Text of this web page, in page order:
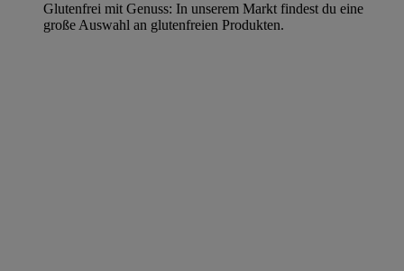
Glutenfrei mit Genuss: In unserem Markt findest du eine
große Auswahl an glutenfreien Produkten.